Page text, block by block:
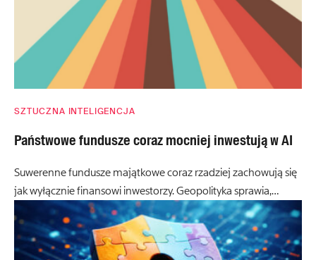
SZTUCZNA INTELIGENCJA
Państwowe fundusze coraz mocniej inwestują w AI
Suwerenne fundusze majątkowe coraz rzadziej zachowują się
jak wyłącznie finansowi inwestorzy. Geopolityka sprawia,…